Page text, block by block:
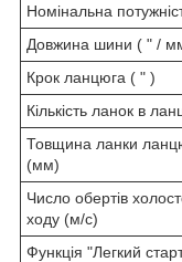
Номінальна
Довжина шини ( " /
Крок ланцюга ( " )
Кількість ланок в
Товщина ланки
(мм)
Число обертів
ходу (м/с)
Функція "Легкий